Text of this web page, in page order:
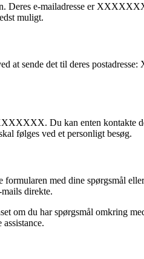
e-mailadresse er
muligt.
at sende det til deres
Du kan enten kontakte
følges ved et personligt besøg.
med dine spørgsmål
direkte.
om du har spørgsmål omkring